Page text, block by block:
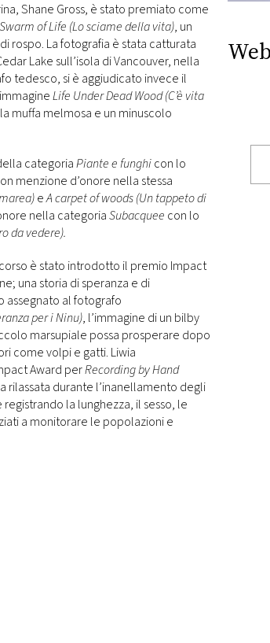
Shane Gross, è stato premiato come
of Life (Lo sciame della vita), un
rospo. La fotografia è stata catturata
Lake sull’isola di Vancouver, nella
tedesco, si è aggiudicato invece il
Life Under Dead Wood (C’è vita
muffa melmosa e un minuscolo
categoriaPiante e funghicon lo
menzione d’onore nella stessa
eA carpet of woods (Un tappeto di
nella categoriaSubacquee con lo
da vedere).
è stato introdotto il premio Impact
una storia di speranza e di
assegnato al fotografo
per i Ninu), l’immagine di un bilby
marsupiale possa prosperare dopo
come volpi e gatti. Liwia
Award perRecording by Hand
rilassata durante l’inanellamento degli
la lunghezza, il sesso, le
a monitorare le popolazioni e